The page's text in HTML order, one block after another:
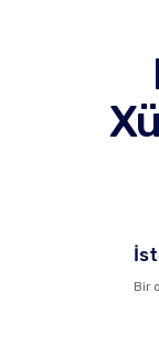
Bir